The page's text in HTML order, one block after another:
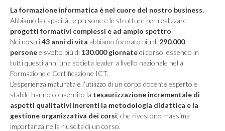
La formazione informatica è nel cuore del nostro business.
Abbiamo la capacità, le persone e le strutture per realizzare
progetti formativi complessi e ad ampio spettro.
Nei nostri43 anni di vita abbiamo formato più di 290.000
personee svolto più di 130.000 giornatedi corso, essendo in
tutti questi anni una società leader a livello nazionale nella
Formazione e Certificazione ICT.
L'esperienza maturata e l'utilizzo di un corpo docente esperto e
stabile hanno consentito la tesaurizzazione incrementale di
aspetti qualitativi inerenti la metodologia didattica e la
gestione organizzativa dei corsi , che rivestono massima
importanza nella riuscita di un corso.